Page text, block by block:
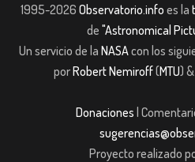
1995-2026 Observatorio.info es la
de "Astronomical
Un servicio de la NASAcon los
porRobert Nemiroff(MTU) &
Donaciones |
Proyecto realizado